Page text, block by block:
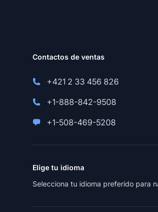
Contactos de ventas
+421 2 33 456 826
+1-888-842-9508
+1-508-469-5208
Elige tu idioma
Selecciona tu idioma preferido para